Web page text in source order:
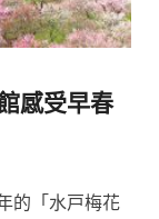
感受早春
的「水戸梅花